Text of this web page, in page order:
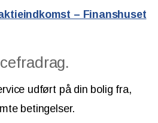
– Finanshuset
udført på din bolig fra,
betingelser.